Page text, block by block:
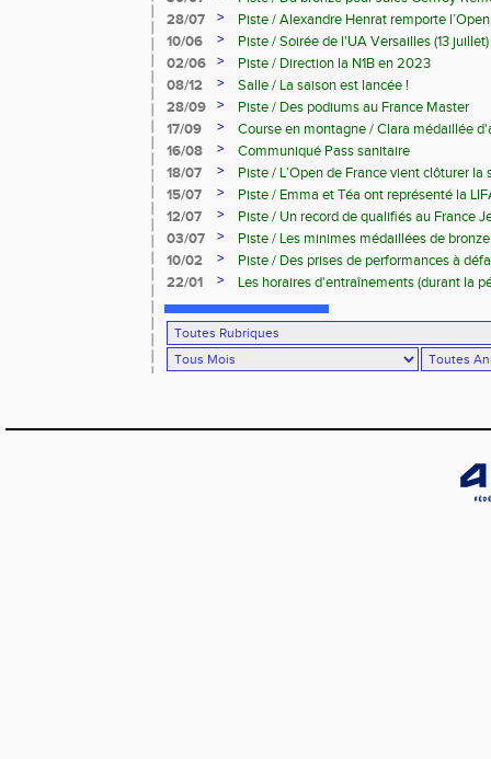
28/07
>
Piste / Alexandre Henrat remporte
10/06
>
Piste / Soirée de l'UA Versailles (13 juillet)
02/06
>
Piste / Direction la N1B en 2023
08/12
>
Salle / La saison est lancée !
28/09
>
Piste / Des podiums au France Master
17/09
>
Course en montagne / Clara médaillée
France
16/08 >
Communiqué Pass sanitaire
18/07
>
Piste / L’Open de France vient clôturer la
15/07
>
Piste / Emma et Téa ont représenté la
des Ligues Minimes
12/07 >
Piste / Un record de qualifiés au France
bronze pour Léonard
03/07 >
Piste / Les minimes médaillées de
10/02
>
Piste / Des prises de performances à
22/01
> Les horaires d'entraînements (durant la